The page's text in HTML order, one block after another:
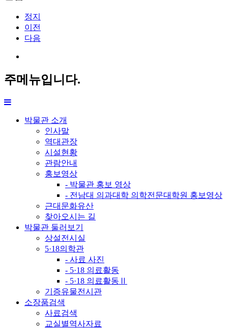
정지
이전
다음
주메뉴입니다.
박물관 소개
인사말
역대관장
시설현황
관람안내
홍보영상
- 박물관 홍보 영상
- 전남대 의과대학 의학전문대학원 홍보영상
근대문화유산
찾아오시는 길
박물관 둘러보기
상설전시실
5·18의학관
- 사료 사진
- 5·18 의료활동
- 5·18 의료활동Ⅱ
기증유물전시관
소장품검색
사료검색
교실별역사자료